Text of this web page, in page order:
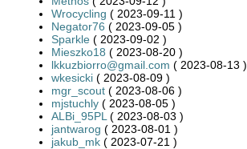
Wrocycling ( 2023-09-11 )
Negator76 ( 2023-09-05 )
Sparkle ( 2023-09-02 )
Mieszko18 ( 2023-08-20 )
lkkuzbiorro@gmail.com ( 2023-08-13 )
wkesicki ( 2023-08-09 )
mgr_scout ( 2023-08-06 )
mjstuchly ( 2023-08-05 )
ALBi_95PL ( 2023-08-03 )
jantwarog ( 2023-08-01 )
jakub_mk ( 2023-07-21 )